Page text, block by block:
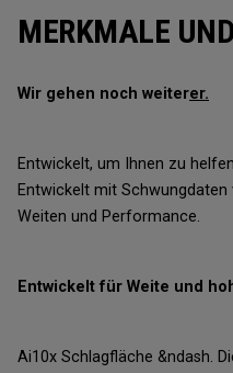
MERKMALE
Wir gehen noch weiterer.
Entwickelt, um Ihnen zu
Entwickelt mit
Weiten und Performance.
Entwickelt für Weite und
Ai10x Schlagfläche &ndash.